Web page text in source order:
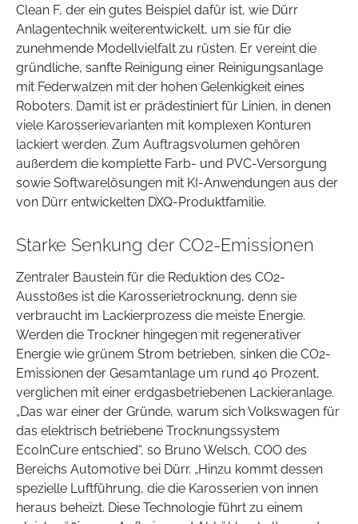
Clean F, der ein gutes Beispiel dafür ist, wie Dürr
Anlagentechnik weiterentwickelt, um sie für die
zunehmende Modellvielfalt zu rüsten. Er vereint die
gründliche, sanfte Reinigung einer Reinigungsanlage
mit Federwalzen mit der hohen Gelenkigkeit eines
Roboters. Damit ist er prädestiniert für Linien, in denen
viele Karosserievarianten mit komplexen Konturen
lackiert werden. Zum Auftragsvolumen gehören
außerdem die komplette Farb- und PVC-Versorgung
sowie Softwarelösungen mit KI-Anwendungen aus der
von Dürr entwickelten DXQ-Produktfamilie.
Starke Senkung der CO2-Emissionen
Zentraler Baustein für die Reduktion des CO2-
Ausstoßes ist die Karosserietrocknung, denn sie
verbraucht im Lackierprozess die meiste Energie.
Werden die Trockner hingegen mit regenerativer
Energie wie grünem Strom betrieben, sinken die CO2-
Emissionen der Gesamtanlage um rund 40 Prozent,
verglichen mit einer erdgasbetriebenen Lackieranlage.
„Das war einer der Gründe, warum sich Volkswagen für
das elektrisch betriebene Trocknungssystem
EcoInCure entschied“, so Bruno Welsch, COO des
Bereichs Automotive bei Dürr. „Hinzu kommt dessen
spezielle Luftführung, die die Karosserien von innen
heraus beheizt. Diese Technologie führt zu einem